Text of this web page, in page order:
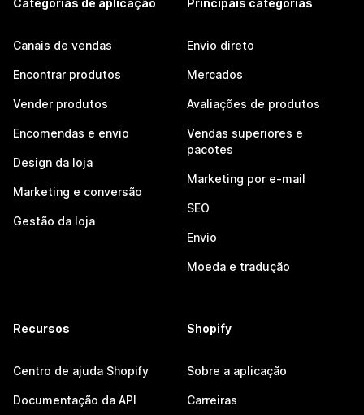
Categorias de aplicação
Canais de vendas
Encontrar produtos
Vender produtos
Encomendas e envio
Design da loja
Marketing e conversão
Gestão da loja
Principais categorias
Envio direto
Mercados
Avaliações de produtos
Vendas superiores e
pacotes
Marketing por e-mail
SEO
Envio
Moeda e tradução
Recursos
Centro de ajuda Shopify
Documentação da API
Shopify
Sobre a aplicação
Carreiras